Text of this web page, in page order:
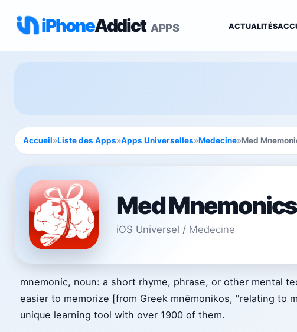
iPhoneAddict APPS ACTUALITÉS
Accueil»Liste des Apps»Apps Universelles»Medecine»Med
Med Mnemonics
iOS Universel / Medecine
mnemonic, noun: a short rhyme, phrase, or other mental
easier to memorize [from Greek mnēmonikos, "relating to
unique learning tool with over 1900 of them.